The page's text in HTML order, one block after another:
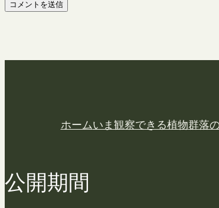
ホームいま観察できる植物群落
公開期間